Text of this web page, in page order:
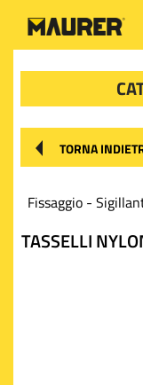
TORNA
Fissaggio -
TASSELLI